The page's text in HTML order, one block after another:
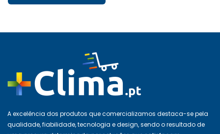
A excelência dos produtos que comercializamos destaca-se pela
qualidade, fiabilidade, tecnologia e design, sendo o resultado de